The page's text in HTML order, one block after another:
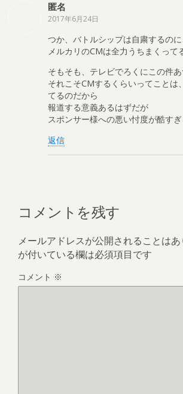
匿名
2017年6月24日
つか、バトルシップは自粛するのに
メルカリのCMは全力うちまくって
そもそも、テレビでろくにこの件
それこそCMするくらいってことは
てるのだから
報道する意義あるはずだが
スポンサー様への悪い忖度が酷すぎ
返信
コメントを残す
メールアドレスが公開されることはあ
が付いている欄は必須項目です
コメント ※